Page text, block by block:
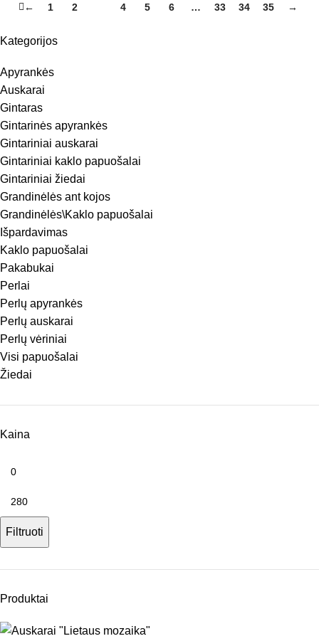
Kategorijos
Apyrankės
Auskarai
Gintaras
Gintarinės apyrankės
Gintariniai auskarai
Gintariniai kaklo papuošalai
Gintariniai žiedai
Grandinėlės ant kojos
Grandinėlės\Kaklo papuošalai
Išpardavimas
Kaklo papuošalai
Pakabukai
Perlai
Perlų apyrankės
Perlų auskarai
Perlų vėriniai
Visi papuošalai
Žiedai
Kaina
Filtruoti
Produktai
← 1 2 4 5 6 … 33 34 35 →